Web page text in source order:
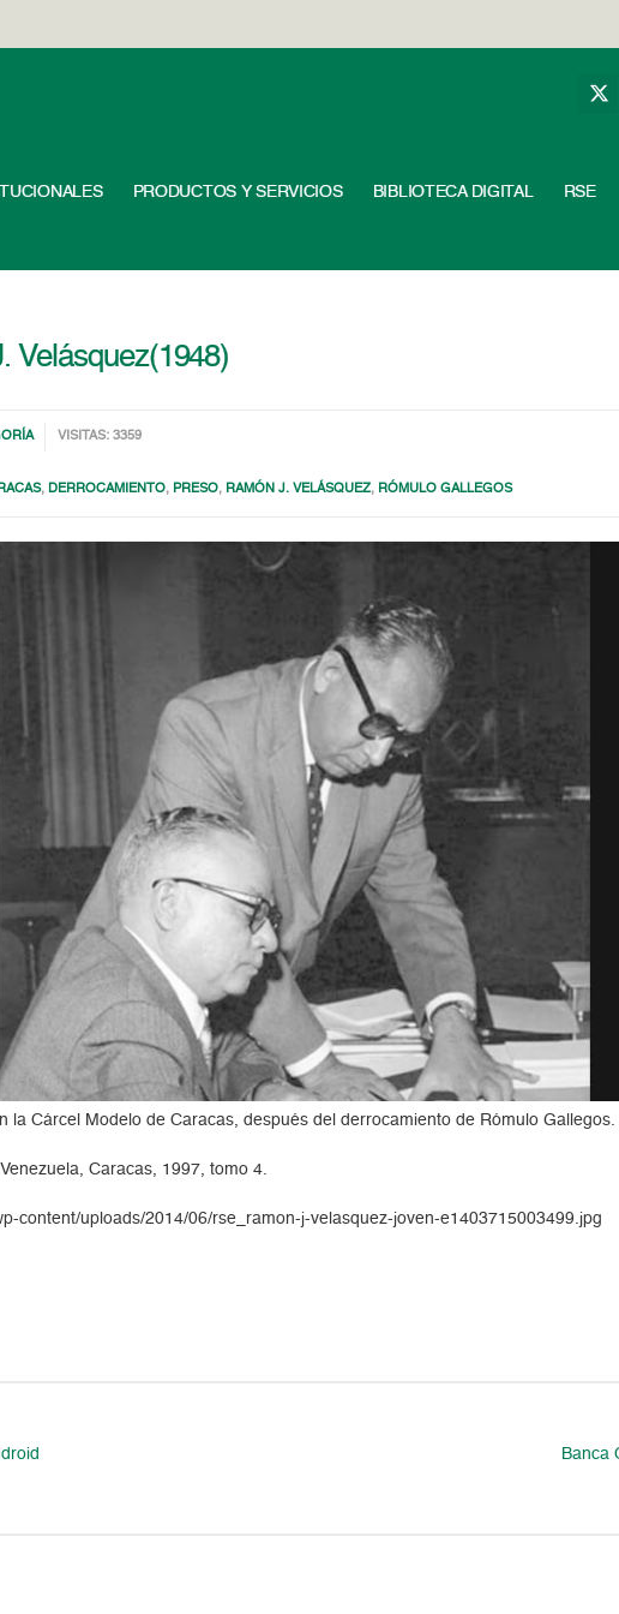
PRODUCTOS Y SERVICIOS BIBLIOTECA DIGITAL RSE
Velásquez(1948)
VISITAS: 3359
, DERROCAMIENTO, PRESO, RAMÓN J. VELÁSQUEZ, RÓMULO GALLEGOS
la Cárcel Modelo de Caracas, después del derrocamiento de Rómulo Gallegos.
Caracas, 1997, tomo 4.
content/uploads/2014/06/rse_ramon-j-velasquez-joven-e1403715003499.jpg
Banca